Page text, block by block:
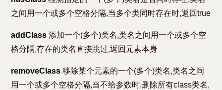
之间用一个或多个空格分隔,当多个类同时存在时,返回true
addClass 添加一个(多个)类名,类名之间用一个或多个空
格分隔,存在的类名直接跳过,返回元素本身
removeClass 移除某个元素的一个(多个)类名,类名之间
用一个或多个空格分隔,当不给参数时,删除所有class类名,